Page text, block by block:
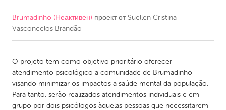
CANADA
Newmarket
Ottawa
South Shore
Toronto
Brumadinho (Неактивен) проект от Suellen Cristina
Vasconcelos Brandão
O projeto tem como objetivo prioritário oferecer
atendimento psicológico a comunidade de Brumadinho
visando minimizar os impactos a saúde mental da população.
Para tanto, serão realizados atendimentos individuais e em
grupo por dois psicólogos àquelas pessoas que necessitarem